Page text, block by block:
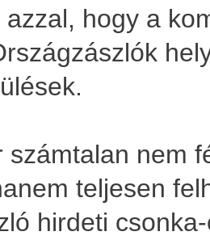
hogy a
számtalan nem
teljesen
hirdeti